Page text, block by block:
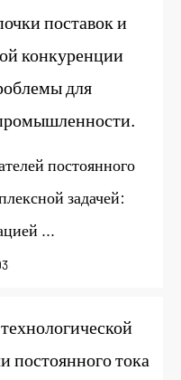
поставок и
конкуренции
для
постоянного
задачей:
...
постоянного тока